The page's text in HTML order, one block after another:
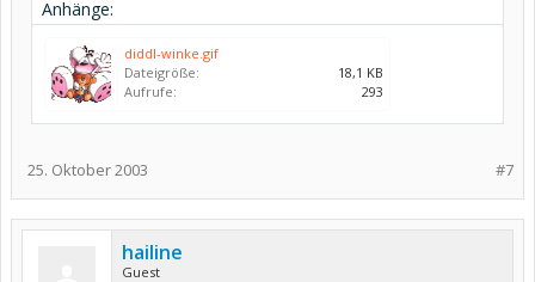
Anhänge:
diddl-winke.gif
Dateigröße:
18,1 KB
Aufrufe:
293
#7
25. Oktober 2003
hailine
Guest